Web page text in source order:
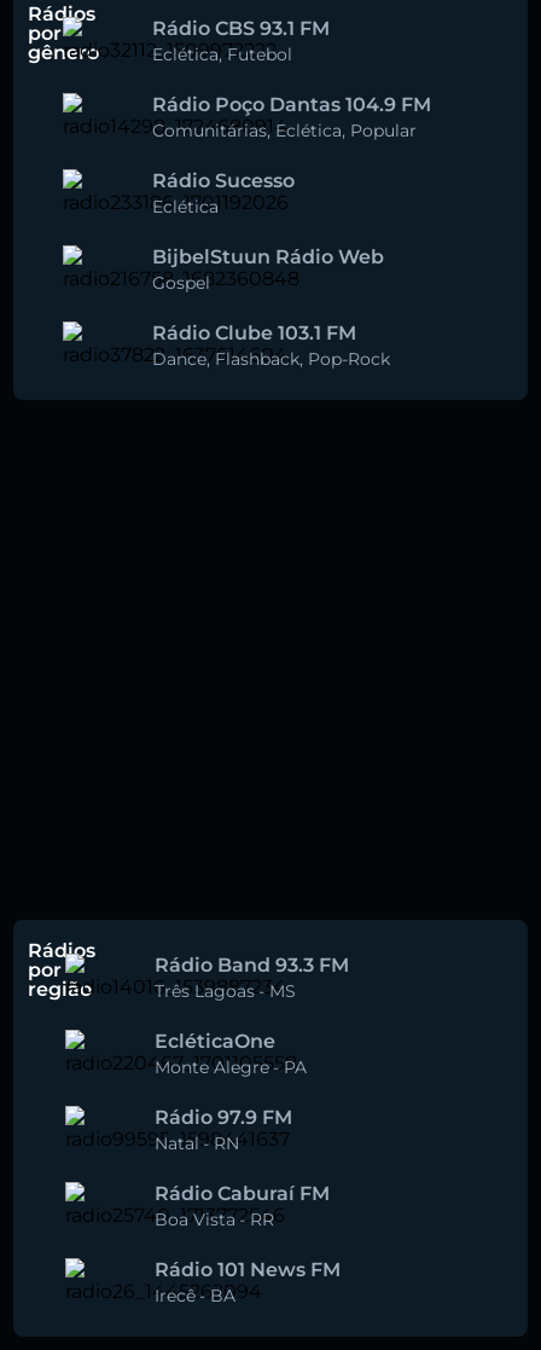
Rádios
por
gênero
Rádio CBS 93.1 FM
Eclética,Futebol
Rádio Poço Dantas 104.9 FM
Comunitárias,Eclética, Popular
Rádio Sucesso
Eclética
BijbelStuun Rádio Web
Gospel
Rádio Clube 103.1 FM
Dance,Flashback, Pop-Rock
Rádios
por
região
Rádio Band 93.3 FM
Três Lagoas-MS
EcléticaOne
Monte Alegre-PA
Rádio 97.9 FM
Natal -RN
Rádio Caburaí FM
Boa Vista -RR
Rádio 101 News FM
Irecê-BA